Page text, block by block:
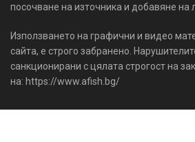
посочване на източника и добавяне на
Използването на графични и видео
сайта, е строго забранено.
санкционирани с цялата строгост на
на: https://www.afish.bg/